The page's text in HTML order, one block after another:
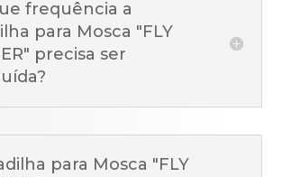
frequência a
para Mosca "FLY
precisa ser
para Mosca "FLY